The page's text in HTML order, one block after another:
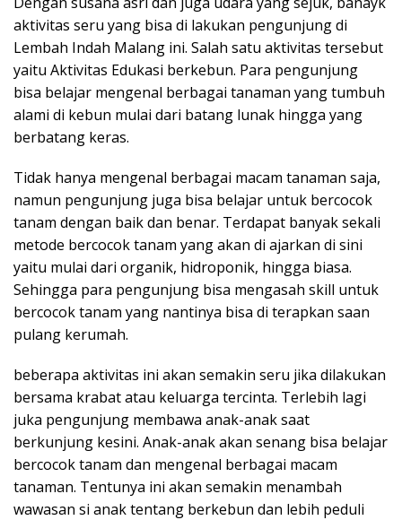
aktivitas seru yang bisa di lakukan pengunjung di
Lembah Indah Malang ini. Salah satu aktivitas tersebut
yaitu Aktivitas Edukasi berkebun. Para pengunjung
bisa belajar mengenal berbagai tanaman yang tumbuh
alami di kebun mulai dari batang lunak hingga yang
berbatang keras.
Tidak hanya mengenal berbagai macam tanaman saja,
namun pengunjung juga bisa belajar untuk bercocok
tanam dengan baik dan benar. Terdapat banyak sekali
metode bercocok tanam yang akan di ajarkan di sini
yaitu mulai dari organik, hidroponik, hingga biasa.
Sehingga para pengunjung bisa mengasah skill untuk
bercocok tanam yang nantinya bisa di terapkan saan
pulang kerumah.
beberapa aktivitas ini akan semakin seru jika dilakukan
bersama krabat atau keluarga tercinta. Terlebih lagi
juka pengunjung membawa anak-anak saat
berkunjung kesini. Anak-anak akan senang bisa belajar
bercocok tanam dan mengenal berbagai macam
tanaman. Tentunya ini akan semakin menambah
wawasan si anak tentang berkebun dan lebih peduli